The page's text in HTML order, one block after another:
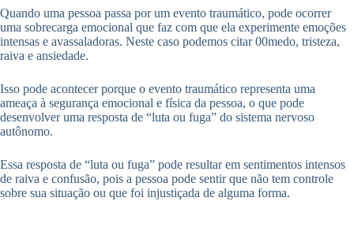
Quando uma pessoa passa por um evento traumático, pode ocorrer
uma sobrecarga emocional que faz com que ela experimente emoções
intensas e avassaladoras. Neste caso podemos citar 00medo, tristeza,
raiva e ansiedade.
Isso pode acontecer porque o evento traumático representa uma
ameaça à segurança emocional e física da pessoa, o que pode
desenvolver uma resposta de “luta ou fuga” do sistema nervoso
autônomo.
Essa resposta de “luta ou fuga” pode resultar em sentimentos intensos
de raiva e confusão, pois a pessoa pode sentir que não tem controle
sobre sua situação ou que foi injustiçada de alguma forma.